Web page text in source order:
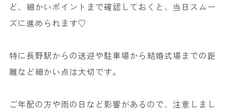
ど、細かいポイントまで確認しておくと、当日スムー
ズに進められます♡
特に長野駅からの送迎や駐車場から結婚式場までの距
離など細かい点は大切です。
ご年配の方や雨の日など影響があるので、注意しまし